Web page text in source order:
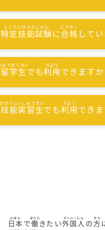
特定技能試験に合格 して
留学生でも利用できますか
技能実習生でも利用できま
日本で働きたい外国人 の方